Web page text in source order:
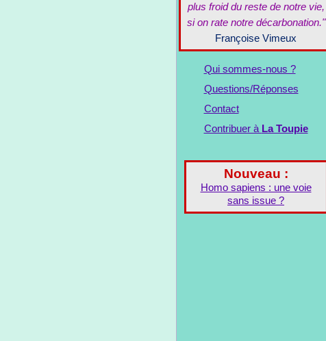
plus froid du reste de notre vie,
si on rate notre décarbonation."
Françoise Vimeux
Qui sommes-nous ?
Questions/Réponses
Contact
Contribuer à La Toupie
Nouveau :
Homo sapiens : une voie
sans issue ?